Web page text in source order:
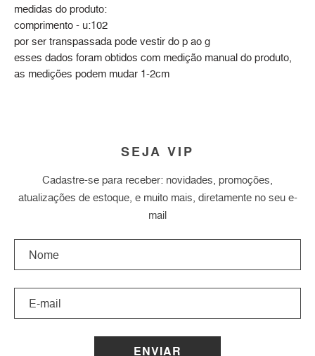
medidas do produto:
comprimento - u:102
por ser transpassada pode vestir do p ao g
esses dados foram obtidos com medição manual do produto,
as medições podem mudar 1-2cm
SEJA VIP
Cadastre-se para receber: novidades, promoções,
atualizações de estoque, e muito mais, diretamente no seu e-
mail
ENVIAR